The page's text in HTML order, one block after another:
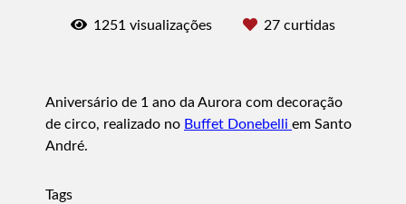
1251 visualizações 27 curtidas
Aniversário de 1 ano da Aurora com decoração
de circo, realizado no Buffet Donebelli em Santo
André.
Tags